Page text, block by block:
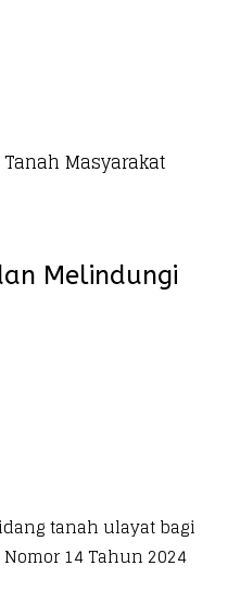
Masyarakat
Melindungi
tanah ulayat bagi
14 Tahun 2024